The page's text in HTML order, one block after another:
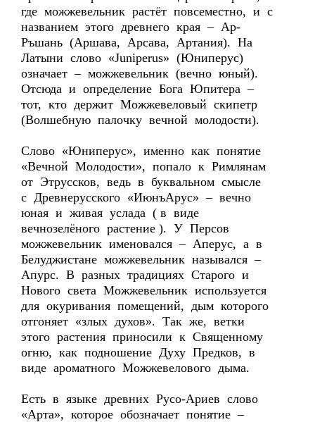
где можжевельник растёт повсеместно, и с
названием этого древнего края – Ар-
Ръшань (Аршава, Арсава, Артания). На
Латыни слово «Juniperus» (Юниперус)
означает – можжевельник (вечно юный).
Отсюда и определение Бога Юпитера –
тот, кто держит Можжевеловый скипетр
(Волшебную палочку вечной молодости).
Слово «Юниперус», именно как понятие
«Вечной Молодости», попало к Римлянам
от Этруссков, ведь в буквальном смысле
с Древнерусского «ИюнъАрус» – вечно
юная и живая услада ( в виде
вечнозелёного растение ). У Персов
можжевельник именовался – Аперус, а в
Белуджистане можжевельник назывался –
Апурс. В разных традициях Старого и
Нового света Можжевельник используется
для окуривания помещений, дым которого
отгоняет «злых духов». Так же, ветки
этого растения приносили к Священному
огню, как подношение Духу Предков, в
виде ароматного Можжевелового дыма.
Есть в языке древних Русо-Ариев слово
«Арта», которое обозначает понятие –